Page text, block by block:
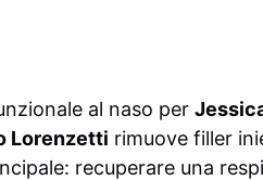
al naso per
Lorenzetti rimuove filler
recuperare una